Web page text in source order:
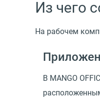
Из чего
На рабочем
В MANGO